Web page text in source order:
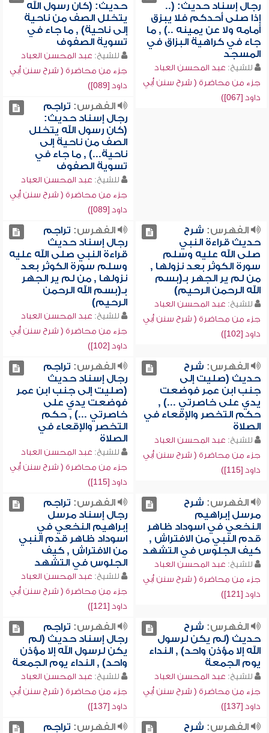
رجال إسناد حديث: (..
إذا صلى أحدكم فلا يبزق
أمامه ولا عن يمينه ..) , ما
جاء في كراهية البزاق في
المسجد
للشيخ: عبد المحسن العباد
جزء من محاضرة ( شرح سنن أبي
داود [067])
حديث: (كان رسول الله
يتخلل الصف من ناحية
إلى ناحية) , ما جاء في
تسوية الصفوف
للشيخ: عبد المحسن العباد
جزء من محاضرة ( شرح سنن أبي
داود [089])
الفهرس: تراجم
رجال إسناد حديث:
(كان رسول الله يتخلل
الصف من ناحية إلى
ناحية...) , ما جاء في
تسوية الصفوف
للشيخ: عبد المحسن العباد
جزء من محاضرة ( شرح سنن أبي
داود [089])
الفهرس: شرح
حديث قراءة النبي
صلى الله عليه وسلم
سورة الكوثر بعد نزولها ,
من لم ير الجهر بـ(بسم
الله الرحمن الرحيم)
للشيخ: عبد المحسن العباد
جزء من محاضرة ( شرح سنن أبي
داود [102])
الفهرس: تراجم
رجال إسناد حديث
قراءة النبي صلى الله عليه
وسلم سورة الكوثر بعد
نزولها , من لم ير الجهر
بـ(بسم الله الرحمن
الرحيم)
للشيخ: عبد المحسن العباد
جزء من محاضرة ( شرح سنن أبي
داود [102])
الفهرس: شرح
حديث (صليت إلى
جنب ابن عمر فوضعت
يدي على خاصرتي ...) ,
حكم التخصر والإقعاء في
الصلاة
للشيخ: عبد المحسن العباد
جزء من محاضرة ( شرح سنن أبي
داود [115])
الفهرس: تراجم
رجال إسناد حديث
(صليت إلى جنب ابن عمر
فوضعت يدي على
خاصرتي ...) , حكم
التخصر والإقعاء في
الصلاة
للشيخ: عبد المحسن العباد
جزء من محاضرة ( شرح سنن أبي
داود [115])
الفهرس: شرح
مرسل إبراهيم
النخعي في اسوداد ظاهر
قدم النبي من الافتراش ,
كيف الجلوس في التشهد
للشيخ: عبد المحسن العباد
جزء من محاضرة ( شرح سنن أبي
داود [121])
الفهرس: تراجم
رجال إسناد مرسل
إبراهيم النخعي في
اسوداد ظاهر قدم النبي
من الافتراش , كيف
الجلوس في التشهد
للشيخ: عبد المحسن العباد
جزء من محاضرة ( شرح سنن أبي
داود [121])
الفهرس: شرح
حديث (لم يكن لرسول
الله إلا مؤذن واحد) , النداء
يوم الجمعة
للشيخ: عبد المحسن العباد
جزء من محاضرة ( شرح سنن أبي
داود [137])
الفهرس: تراجم
رجال إسناد حديث (لم
يكن لرسول الله إلا مؤذن
واحد) , النداء يوم الجمعة
للشيخ: عبد المحسن العباد
جزء من محاضرة ( شرح سنن أبي
داود [137])
الفهرس: شرح
الفهرس: تراجم